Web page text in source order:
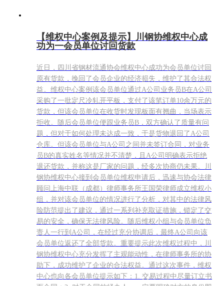
【维权中心案例及提示】川钢协维权中心成
功为一会员单位讨回货款
近日，四川省钢材流通协会维权中心成功为会员单位讨回
原有货款，挽回了会员企业的经济损失，维护了其合法权
益。维权中心案例该会员单位通过A公司业务员B在A公司
采购了一批定尺冷轧开平板，支付了该笔订单10余万元的
货款，但该会员单位在收货时发现板面有翘曲，当场表示
拒收。随后会员单位便跟业务员B，双方确认了质量有问
题，但对于如何处理未达成一致，于是货物退回了A公司
仓库。但该会员单位与A公司之间并未签订合同，对业务
员B的真实姓名等情况并不清楚，且A公司明确表示拒绝
退还货款，并称这是厂家的问题，经多次协商仍未果。川
钢协维权中心接到会员单位维权申请后，迅速与协会法律
顾问上海中联（成都）律师事务所王国荣律师成立维权小
组，并对该会员单位的情况进行了分析，对其中的法律风
险防范提出了建议，通过一系列补充取证措施，锁定了交
易的安全，确保无法律风险。随后维权小组与会员单位负
责人一行到A公司，在经过充分协调后，最终A公司向该
会员单位返还了全部货款。重要提示此次维权过程中，川
钢协维权中心充分发挥了主观能动性，在律师事务所的协
助下，成功维护了企业的合法权益。通过这次事件，维权
中心也向各会员单位提示如下：1. 交易过程中尽量订立书